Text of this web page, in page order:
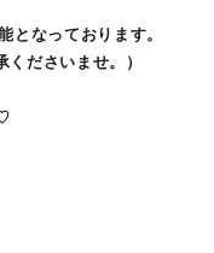
となっております。
ださいませ。）